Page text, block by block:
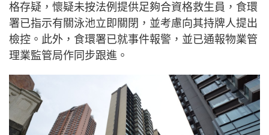
格存疑，懷疑未按法例提供足夠合資格救生員，食環
署已指示有關泳池立即關閉，並考慮向其持牌人提出
檢控。此外，食環署已就事件報警，並已通報物業管
理業監管局作同步跟進。